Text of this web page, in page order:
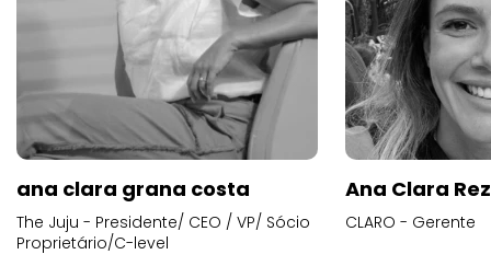
ana clara grana costa
The Juju - Presidente/ CEO / VP/ Sócio
Proprietário/C-level
Ana Clara
CLARO - Gerente